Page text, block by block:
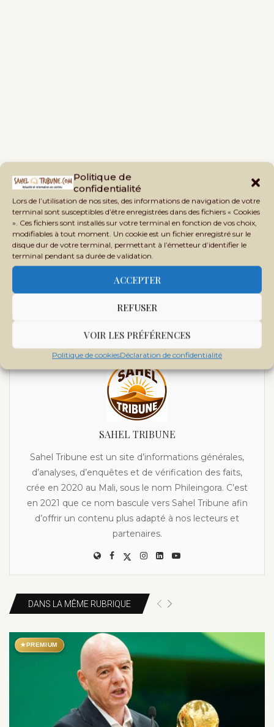
Politique de
confidentialité
Lors de l’utilisation de nos sites, des informations de navigation de votre
terminal sont susceptibles d’être enregistrées dans des fichiers « Cookies
». Ces fichiers sont installés sur votre terminal en fonction de vos choix,
modifiables à tout moment. Un cookie est un fichier enregistré sur le
disque dur de votre terminal, permettant à l’émetteur d’identifier le
terminal pendant sa durée de validation.
ACCEPTER
REFUSER
VOIR LES PRÉFÉRENCES
Politique de cookiesDéclaration de confidentialité
previous post
Crises oubliées : quand l’Afrique disparaît des radars médiatiques et
next post
Transport et transit : le Mali accorde dix hectares à la
SAHEL TRIBUNE
Sahel Tribune est un site d’informations générales,
d’analyses, d’enquêtes et de vérification des faits,
crée en 2020 au Mali, sous le nom Phileingora. C’est
en 2021 que ce nom bascule vers Sahel Tribune afin
d’offrir un contenu plus adapté à nos lecteurs et
partenaires.
DANS LA MÊME RUBRIQUE
★ PREMIUM